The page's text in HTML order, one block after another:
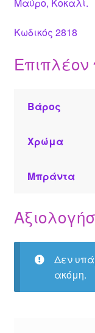
Μαύρο, Κοκαλί.
Κωδικός 2818
Βάρος
Χρώμα
Μπράντα
Δεν
ακόμη.